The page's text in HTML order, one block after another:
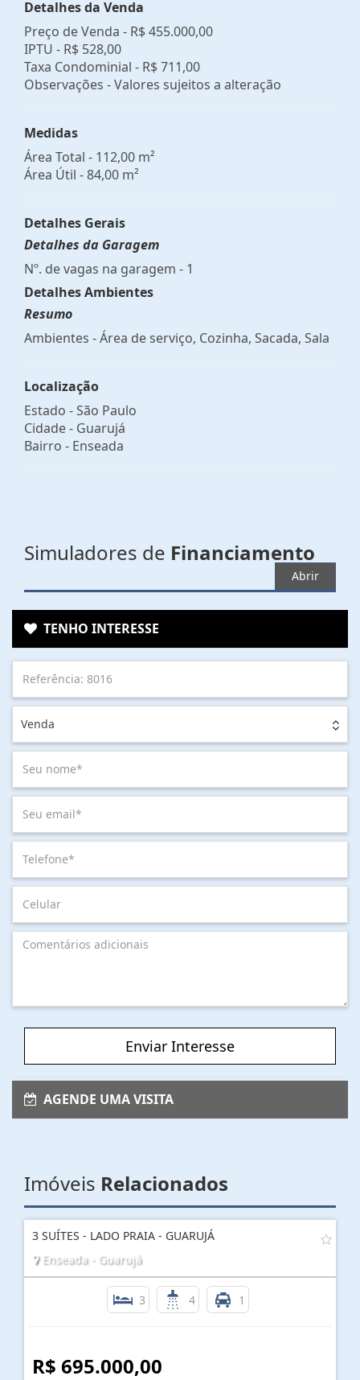
Detalhes da Venda
Preço de Venda - R$ 455.000,00
IPTU - R$ 528,00
Taxa Condominial - R$ 711,00
Observações - Valores sujeitos a alteração
Medidas
Área Total - 112,00 m²
Área Útil - 84,00 m²
Detalhes Gerais
Detalhes da Garagem
Nº. de vagas na garagem - 1
Detalhes Ambientes
Resumo
Ambientes - Área de serviço, Cozinha, Sacada, Sala
Localização
Estado -São Paulo
Cidade - Guarujá
Bairro - Enseada
Simuladores de Financiamento
Abrir
TENHO INTERESSE
Venda
Enviar Interesse
AGENDE UMA VISITA
Imóveis Relacionados
3 SUÍTES - LADO PRAIA - GUARUJÁ
Enseada - Guarujá
3 4 1
R$ 695.000,00